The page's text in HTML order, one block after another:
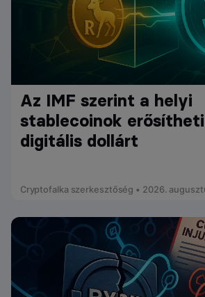
Az IMF szerint a helyi
stablecoinok
digitális dollárt
Cryptofalka szerkesztőség • 2026.